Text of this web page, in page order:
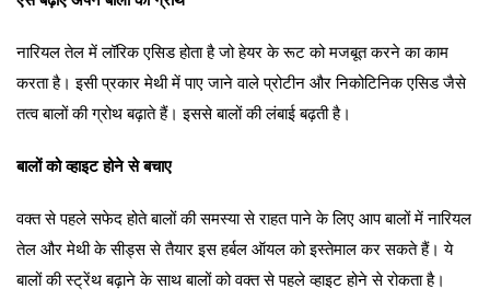
नारियल तेल में लॉरिक एसिड होता है जो हेयर के रूट को मजबूत करने का काम
करता है। इसी प्रकार मेथी में पाए जाने वाले प्रोटीन और निकोटिनिक एसिड जैसे
तत्व बालों की ग्रोथ बढ़ाते हैं। इससे बालों की लंबाई बढ़ती है।
बालों को व्हाइट होने से बचाए
वक्त से पहले सफेद होते बालों की समस्या से राहत पाने के लिए आप बालों में नारियल
तेल और मेथी के सीड्स से तैयार इस हर्बल ऑयल को इस्तेमाल कर सकते हैं। ये
बालों की स्ट्रेंथ बढ़ाने के साथ बालों को वक्त से पहले व्हाइट होने से रोकता है।